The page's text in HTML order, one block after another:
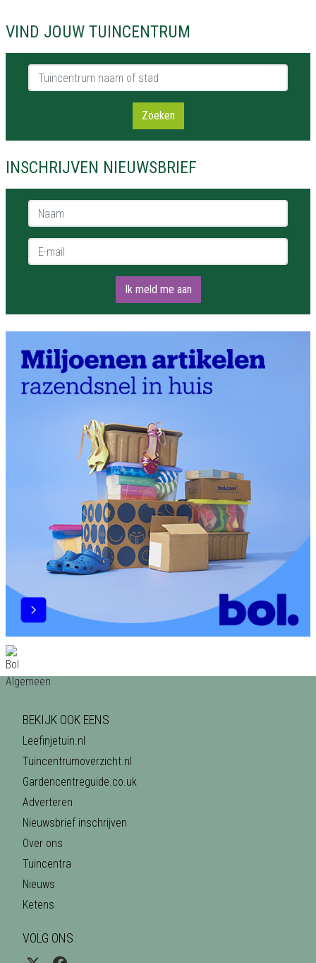
VIND JOUW TUINCENTRUM
Tuincentrum naam of stad
Zoeken
INSCHRIJVEN NIEUWSBRIEF
Naam *
E-mail *
Ik meld me aan
BEKIJK OOK EENS
Leefinjetuin.nl
Tuincentrumoverzicht.nl
Gardencentreguide.co.uk
Adverteren
Nieuwsbrief inschrijven
Over ons
Tuincentra
Nieuws
Ketens
VOLG ONS